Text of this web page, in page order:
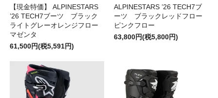
【現金特価】 ALPINESTARS
’26 TECH7ブーツ ブラック
ライトグレーオレンジフロー
マゼンタ
61,500円(税5,591円)
ALPINESTARS ’26 TECH7ブ
ーツ ブラックレッドフロー
ピンクフロー
63,800円(税5,800円)